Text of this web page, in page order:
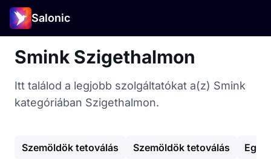
Salonic
Smink Szigethalmon
Itt találod a legjobb szolgáltatókat a(z) Smink
kategóriában Szigethalmon.
Szemöldök tetoválás Szemöldök tetoválás